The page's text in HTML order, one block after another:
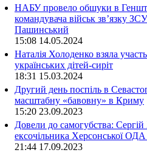
НАБУ провело обшуки в
командувача військ зв’язку
Пашинський
15:08 14.05.2024
Наталія Холоденко взяла
українських дітей-сиріт
18:31 15.03.2024
Другий день поспіль в
масштабну «бавовну» в Криму
15:20 23.09.2023
Довели до самогубства:
ексочільника Херсонської
21:44 17.09.2023